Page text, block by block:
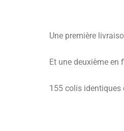
Une première
Et une deuxième en
155 colis identiques